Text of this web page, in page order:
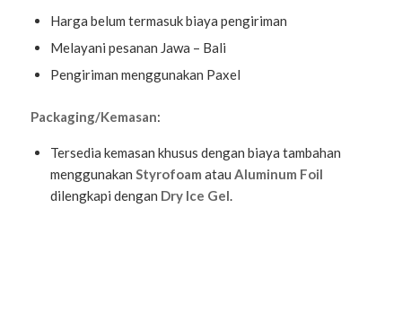
Harga belum termasuk biaya pengiriman
Melayani pesanan Jawa – Bali
Pengiriman menggunakan Paxel
Packaging/Kemasan:
Tersedia kemasan khusus dengan biaya tambahan
menggunakan Styrofoam atau Aluminum Foil
dilengkapi dengan Dry Ice Gel